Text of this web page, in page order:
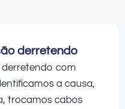
derretendo
com
a causa,
trocamos cabos